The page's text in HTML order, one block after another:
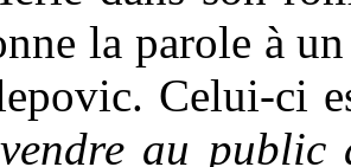
la parole à
Celui-ci
au public